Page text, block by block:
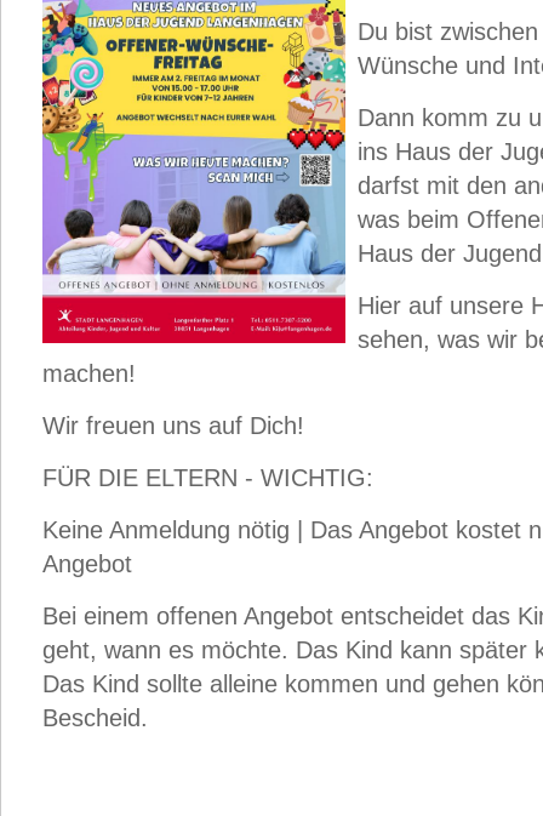
Du bist
Wünsche und
Dann komm zu
ins Haus der
darfst mit den
was beim
Haus der
Hier auf unsere
sehen, was wir
machen!
Wir freuen uns auf Dich!
FÜR DIE ELTERN - WICHTIG:
Keine Anmeldung nötig | Das Angebot kostet
Angebot
Bei einem offenen Angebot entscheidet das
geht, wann es möchte. Das Kind kann später
Das Kind sollte alleine kommen und gehen
Bescheid.